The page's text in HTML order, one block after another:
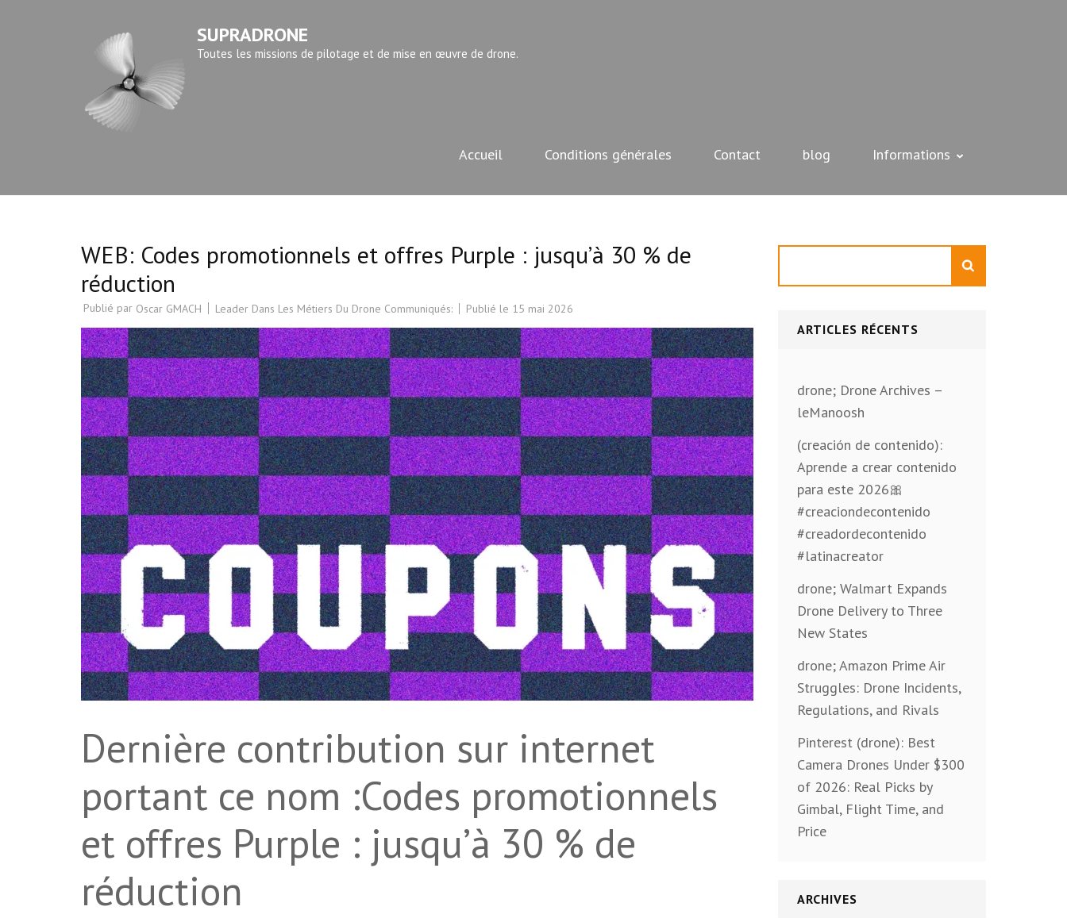
SUPRADRONE
Toutes les missions de pilotage et de mise en œuvre de drone.
Accueil Conditions générales Contact blog Informations
WEB: Codes promotionnels et offres Purple : jusqu’à 30 % de
réduction
Publié par Oscar GMACH Leader Dans Les Métiers Du Drone Communiqués: Publié le 15 mai 2026
Dernière contribution sur internet
portant ce nom :Codes promotionnels
et offres Purple : jusqu’à 30 % de
réduction
ARTICLES RÉCENTS
drone; Drone Archives –
leManoosh
(creación de contenido):
Aprende a crear contenido
para este 2026🎀
#creaciondecontenido
#creadordecontenido
#latinacreator
drone; Walmart Expands
Drone Delivery to Three
New States
drone; Amazon Prime Air
Struggles: Drone Incidents,
Regulations, and Rivals
Pinterest (drone): Best
Camera Drones Under $300
of 2026: Real Picks by
Gimbal, Flight Time, and
Price
ARCHIVES